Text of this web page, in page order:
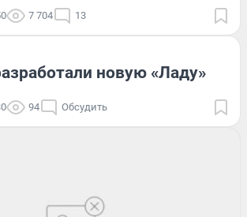
7 704 13
новую «Ладу»
94 Обсудить